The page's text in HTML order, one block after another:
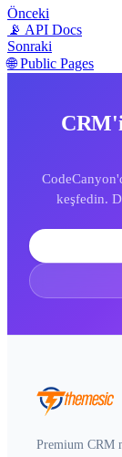
Önceki
📡 API Docs
Sonraki
🌐 Public Pages
keşfedin.
Premium CRM